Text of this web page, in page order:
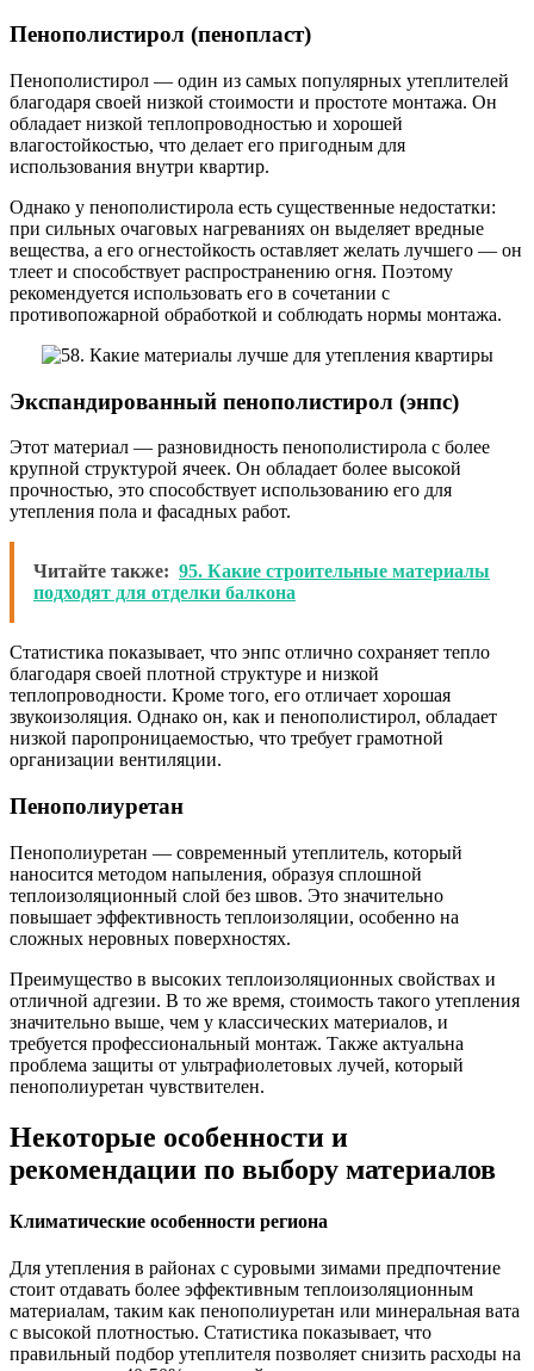
Пенополистирол (пенопласт)
Пенополистирол — один из самых популярных утеплителей
благодаря своей низкой стоимости и простоте монтажа. Он
обладает низкой теплопроводностью и хорошей
влагостойкостью, что делает его пригодным для
использования внутри квартир.
Однако у пенополистирола есть существенные недостатки:
при сильных очаговых нагреваниях он выделяет вредные
вещества, а его огнестойкость оставляет желать лучшего — он
тлеет и способствует распространению огня. Поэтому
рекомендуется использовать его в сочетании с
противопожарной обработкой и соблюдать нормы монтажа.
Экспандированный пенополистирол (энпс)
Этот материал — разновидность пенополистирола с более
крупной структурой ячеек. Он обладает более высокой
прочностью, это способствует использованию его для
утепления пола и фасадных работ.
Читайте также: 95. Какие строительные материалы
подходят для отделки балкона
Статистика показывает, что энпс отлично сохраняет тепло
благодаря своей плотной структуре и низкой
теплопроводности. Кроме того, его отличает хорошая
звукоизоляция. Однако он, как и пенополистирол, обладает
низкой паропроницаемостью, что требует грамотной
организации вентиляции.
Пенополиуретан
Пенополиуретан — современный утеплитель, который
наносится методом напыления, образуя сплошной
теплоизоляционный слой без швов. Это значительно
повышает эффективность теплоизоляции, особенно на
сложных неровных поверхностях.
Преимущество в высоких теплоизоляционных свойствах и
отличной адгезии. В то же время, стоимость такого утепления
значительно выше, чем у классических материалов, и
требуется профессиональный монтаж. Также актуальна
проблема защиты от ультрафиолетовых лучей, который
пенополиуретан чувствителен.
Некоторые особенности и
рекомендации по выбору материалов
Климатические особенности региона
Для утепления в районах с суровыми зимами предпочтение
стоит отдавать более эффективным теплоизоляционным
материалам, таким как пенополиуретан или минеральная вата
с высокой плотностью. Статистика показывает, что
правильный подбор утеплителя позволяет снизить расходы на